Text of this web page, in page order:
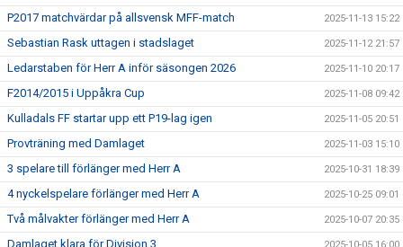
P2017 matchvärdar på allsvensk MFF-match 2025-11-13 15:22
Sebastian Rask uttagen i stadslaget 2025-11-12 21:57
Ledarstaben för Herr A inför säsongen 2026 2025-11-10 20:17
F2014/2015 i Uppåkra Cup 2025-11-08 09:42
Kulladals FF startar upp ett P19-lag igen 2025-11-05 20:51
Provträning med Damlaget 2025-11-03 15:10
3 spelare till förlänger med Herr A 2025-10-31 18:39
4 nyckelspelare förlänger med Herr A 2025-10-25 09:01
Två målvakter förlänger med Herr A 2025-10-07 20:35
Damlaget klara för Division 3